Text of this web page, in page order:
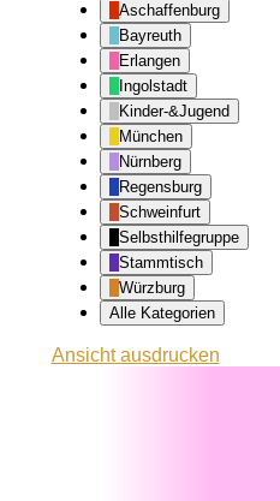
Aschaffenburg
Bayreuth
Erlangen
Ingolstadt
Kinder-&Jugend
München
Nürnberg
Regensburg
Schweinfurt
Selbsthilfegruppe
Stammtisch
Würzburg
Alle Kategorien
Ansichtausdrucken